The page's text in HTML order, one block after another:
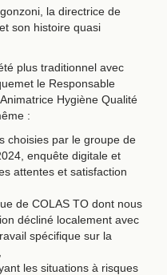
la directrice de
son histoire quasi
plus traditionnel avec
le Responsable
Hygiène Qualité
:
choisies par le groupe de
enquête digitale et
attentes et satisfaction
de COLAS TO dont nous
décliné localement avec
spécifique sur la
les situations à risques